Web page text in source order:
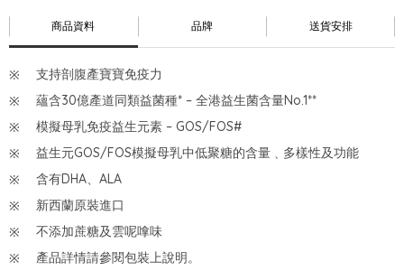
商品資料 品牌 送貨安排
支持剖腹產寶寶免疫力
蘊含30億產道同類益菌種* – 全港益生菌含量No.1**
模擬母乳免疫益生元素 – GOS/FOS#
益生元GOS/FOS模擬母乳中低聚糖的含量﹑多樣性及功能
含有DHA、ALA
新西蘭原裝進口
不添加蔗糖及雲呢嗱味
產品詳情請參閱包裝上說明。